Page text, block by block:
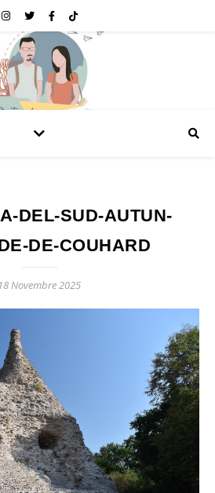
DEL-SUD-AUTUN-
DE-COUHARD
18 Novembre 2025